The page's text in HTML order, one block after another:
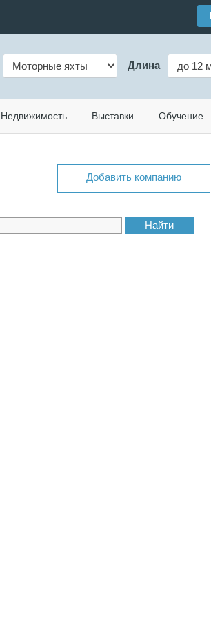
Длина
Недвижимость Выставки Обучение
Добавить компанию